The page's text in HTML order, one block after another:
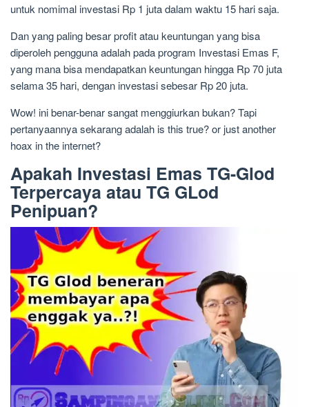
untuk nomimal investasi Rp 1 juta dalam waktu 15 hari saja.
Dan yang paling besar profit atau keuntungan yang bisa
diperoleh pengguna adalah pada program Investasi Emas F,
yang mana bisa mendapatkan keuntungan hingga Rp 70 juta
selama 35 hari, dengan investasi sebesar Rp 20 juta.
Wow! ini benar-benar sangat menggiurkan bukan? Tapi
pertanyaannya sekarang adalah is this true? or just another
hoax in the internet?
Apakah Investasi Emas TG-Glod
Terpercaya atau TG GLod
Penipuan?